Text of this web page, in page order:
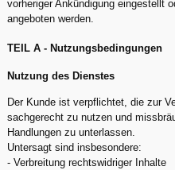
vorheriger Ankündigung eingestellt
angeboten werden.
TEIL A - Nutzungsbedingungen
Nutzung des Dienstes
Der Kunde ist verpflichtet, die zur
sachgerecht zu nutzen und
Handlungen zu unterlassen.
Untersagt sind insbesondere:
- Verbreitung rechtswidriger Inhalte